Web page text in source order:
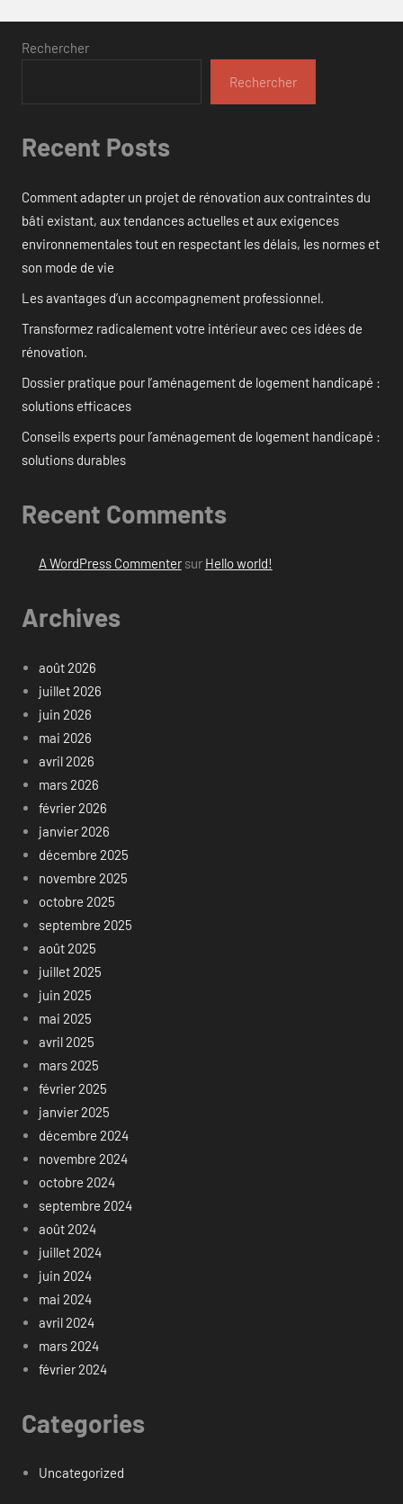
Rechercher
Rechercher
Recent Posts
Comment adapter un projet de rénovation aux contraintes du
bâti existant, aux tendances actuelles et aux exigences
environnementales tout en respectant les délais, les normes et
son mode de vie
Les avantages d’un accompagnement professionnel.
Transformez radicalement votre intérieur avec ces idées de
rénovation.
Dossier pratique pour l’aménagement de logement handicapé :
solutions efficaces
Conseils experts pour l’aménagement de logement handicapé :
solutions durables
Recent Comments
A WordPress Commentersur Hello world!
Archives
août 2026
juillet 2026
juin 2026
mai 2026
avril 2026
mars 2026
février 2026
janvier 2026
décembre 2025
novembre 2025
octobre 2025
septembre 2025
août 2025
juillet 2025
juin 2025
mai 2025
avril 2025
mars 2025
février 2025
janvier 2025
décembre 2024
novembre 2024
octobre 2024
septembre 2024
août 2024
juillet 2024
juin 2024
mai 2024
avril 2024
mars 2024
février 2024
Categories
Uncategorized